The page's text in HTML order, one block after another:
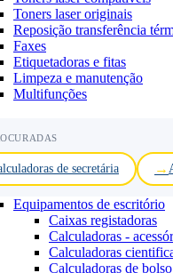
Toners laser originais
Reposição transferência
Faxes
Etiquetadoras e fitas
Limpeza e manutenção
Multifunções
de secretária
Equipamentos de escritório
Caixas registadoras
Calculadoras -
Calculadoras
Calculadoras de bolso